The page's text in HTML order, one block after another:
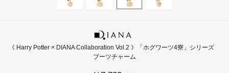
《 Harry Potter × DIANA Collaboration Vol.2 》「ホグワーツ4寮」シリーズ
ブーツチャーム